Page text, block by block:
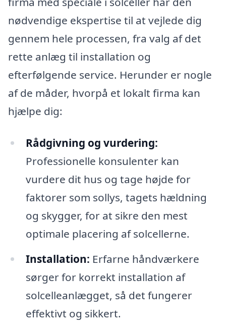
nødvendige ekspertise til at vejlede dig
gennem hele processen, fra valg af det
rette anlæg til installation og
efterfølgende service. Herunder er nogle
af de måder, hvorpå et lokalt firma kan
hjælpe dig:
Rådgivning og vurdering:
Professionelle konsulenter kan
vurdere dit hus og tage højde for
faktorer som sollys, tagets hældning
og skygger, for at sikre den mest
optimale placering af solcellerne.
Installation: Erfarne håndværkere
sørger for korrekt installation af
solcelleanlægget, så det fungerer
effektivt og sikkert.